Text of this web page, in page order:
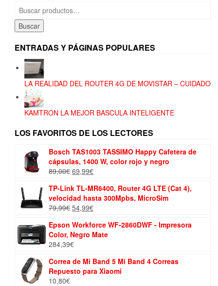
por:
Buscar
ENTRADAS Y PÁGINAS POPULARES
LA REALIDAD DEL ROUTER 4G DE MOVISTAR – CUIDADO
KAMTRON LA MEJOR BASCULA INTELIGENTE
LOS FAVORITOS DE LOS LECTORES
Bosch TAS1003 TASSIMO Happy Cafetera de
cápsulas, 1400 W, color rojo y negro
89,00€ El
original
era:
89,00€.
69,99€El
actual
es:
69,99€.
TP-Link TL-MR6400, Router 4G LTE (Cat 4),
velocidad hasta 300Mpbs, MicroSim
79,99€ El
original
era:
79,99€.
54,99€El
actual
es:
Epson Workforce WF-2860DWF - Impresora
Color, Negro Mate
284,39€
Correa de Mi Band 5 Mi Band 4 Correas
Repuesto para Xiaomi
10,80€